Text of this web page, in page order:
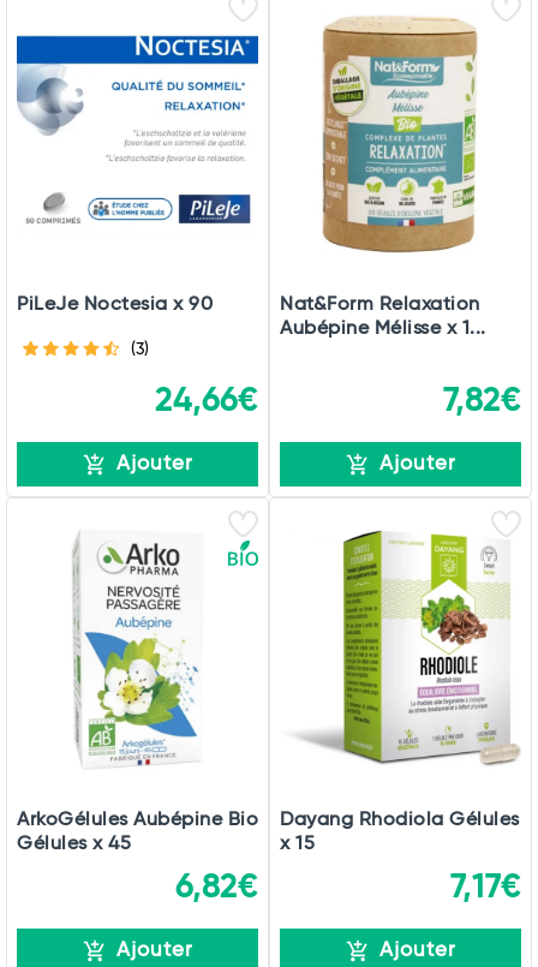
PiLeJe Noctesia x 90
(3)
24,66€
Ajouter
Nat&Form Relaxation
Aubépine Mélisse x 1...
7,82€
Ajouter
ArkoGélules Aubépine Bio
Gélules x 45
6,82€
Ajouter
Dayang Rhodiola Gélules
x 15
7,17€
Ajouter